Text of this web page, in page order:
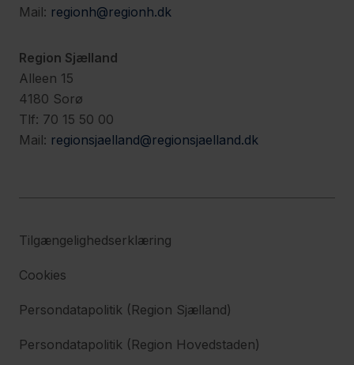
Mail: regionh@regionh.dk
Region Sjælland
Alleen 15
4180 Sorø
Tlf: 70 15 50 00
Mail: regionsjaelland@regionsjaelland.dk
Tilgængelighedserklæring
Cookies
Persondatapolitik (Region Sjælland)
Persondatapolitik (Region Hovedstaden)